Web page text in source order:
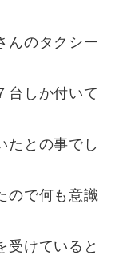
んのタクシー
台しか付いて
たとの事でし
ので何も意識
受けていると